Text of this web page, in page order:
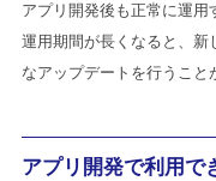
アプリ開発後も正常に運用
運用期間が長くなると、新
なアップデートを行うこと
アプリ開発で利用で